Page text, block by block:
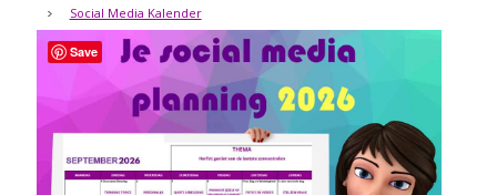
Social Media Kalender
Save